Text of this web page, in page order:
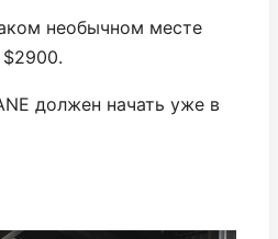
необычном месте
$2900.
должен начать уже в